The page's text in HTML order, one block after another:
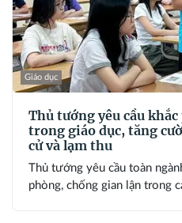
Giáo dục
Thủ tướng yêu cầu
trong giáo dục, tăng
cử và lạm thu
Thủ tướng yêu cầu toàn
phòng, chống gian lận trong